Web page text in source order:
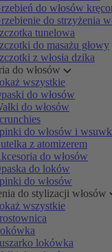
do włosów
do strzyżenia
tunelowa
do masażu głowy
z włosia dzika
do włosów
wszystkie
do włosów
do włosów
do włosów i
z atomizerem
do włosów
do loków
do włosów
do stylizacji włosów
wszystkie
lokówka